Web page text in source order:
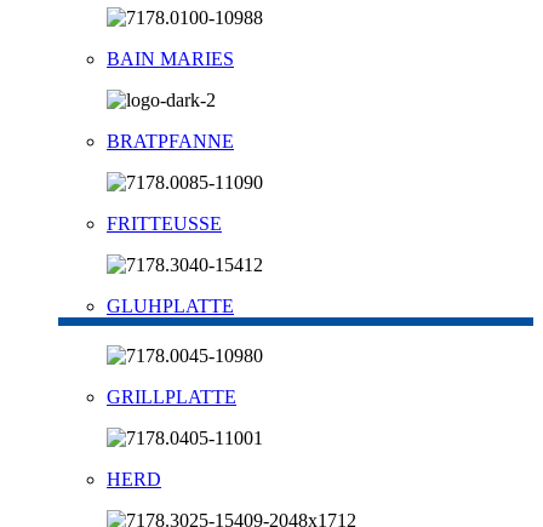
BAIN MARIES
BRATPFANNE
FRITTEUSSE
GLUHPLATTE
GRILLPLATTE
HERD